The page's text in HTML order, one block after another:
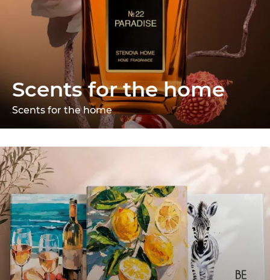
Scents for the home
Scents for the home